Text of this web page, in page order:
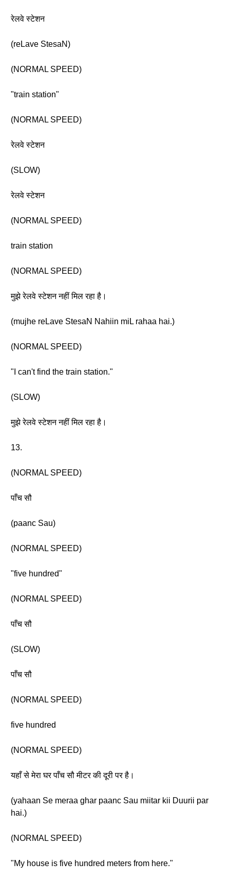
रेलवे स्टेशन
(reLave StesaN)
(NORMAL SPEED)
"train station"
(NORMAL SPEED)
रेलवे स्टेशन
(SLOW)
रेलवे स्टेशन
(NORMAL SPEED)
train station
(NORMAL SPEED)
मुझे रेलवे स्टेशन नहीं मिल रहा है।
(mujhe reLave StesaN Nahiin miL rahaa hai.)
(NORMAL SPEED)
"I can't find the train station."
(SLOW)
मुझे रेलवे स्टेशन नहीं मिल रहा है।
13.
(NORMAL SPEED)
पाँच सौ
(paanc Sau)
(NORMAL SPEED)
"five hundred"
(NORMAL SPEED)
पाँच सौ
(SLOW)
पाँच सौ
(NORMAL SPEED)
five hundred
(NORMAL SPEED)
यहाँ से मेरा घर पाँच सौ मीटर की दूरी पर है।
(yahaan Se meraa ghar paanc Sau miitar kii Duurii par
hai.)
(NORMAL SPEED)
"My house is five hundred meters from here."